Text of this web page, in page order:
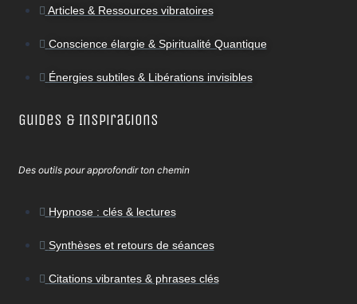
Articles & Ressources vibratoires
Conscience élargie & Spiritualité Quantique
Énergies subtiles & Libérations invisibles
Guides & Inspirations
Des outils pour approfondir ton chemin
Hypnose : clés & lectures
Synthèses et retours de séances
Citations vibrantes & phrases clés